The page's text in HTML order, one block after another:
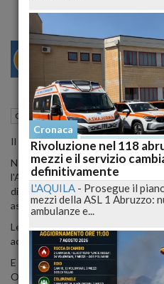
VENEZIA
Cronaca nazionale L'Aquila (AQ)
Il dettaglio delle vincite nella
Nell'edizione 2023 della Lotteria
l'Abruzzo con quattro vincite di
di 20 mila euro. Il primo premio
assegnato a Milano.
Le quattro vincite in Abruzzo
acquirenti dei seguenti biglietti:
E 269867, venduto a Torino di
O 258200, venduto a Giulianova,
Cronaca
Rivoluzione nel 118
mezzi e il servizio
definitivamente
L'AQUILA - Prosegue il
mezzi della ASL 1 Abruzzo:
ambulanze e...